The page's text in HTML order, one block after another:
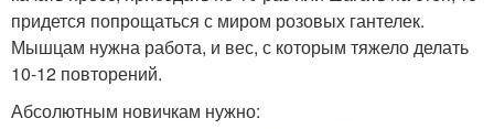
придется попрощаться с миром розовых гантелек.
Мышцам нужна работа, и вес, с которым тяжело делать
10-12 повторений.
Абсолютным новичкам нужно: